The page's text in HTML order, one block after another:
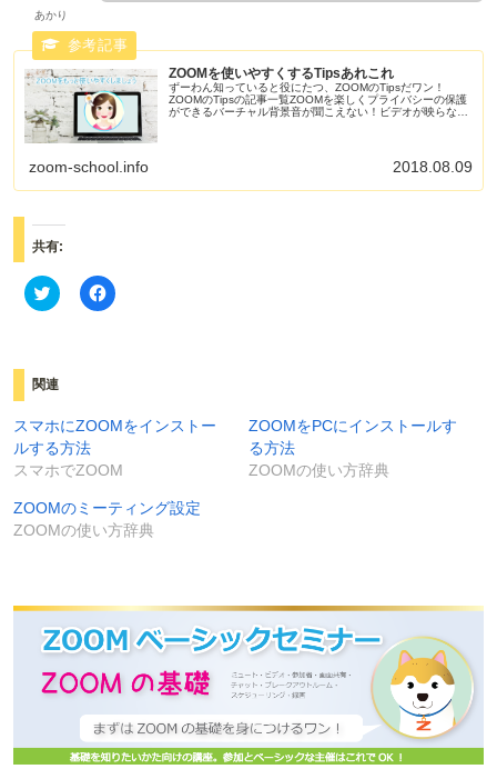
あかり
ZOOMを使いやすくするTipsあれこれ
ずーわん知っていると役にたつ、ZOOMのTipsだワン！
ZOOMのTipsの記事一覧ZOOMを楽しくプライバシーの保護
ができるバーチャル背景音が聞こえない！ビデオが映らな
zoom-school.info 2018.08.09
共有:
ク
リ
T
w
t
t
e
r
で
有
新
ン
ド
ウ
で
き
ま
F
a
共
有
る
に
ク
リ
ッ
だ
さ
い
(
し
い
ィ
ン
ド
ウ
関連
スマホにZOOMをインストー
ルする方法
スマホでZOOM
ZOOMをPCにインストールす
る方法
ZOOMの使い方辞典
ZOOMのミーティング設定
ZOOMの使い方辞典